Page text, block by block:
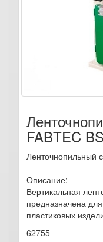
FABTEC
Ленточнопильный
Описание:
Вертикальная
предназначена
пластиковых
62755